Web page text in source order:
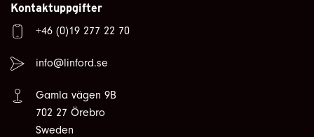
Kontaktuppgifter
+46 (0)19 277 22 70
info@linford.se
Gamla vägen 9B
702 27 Örebro
Sweden